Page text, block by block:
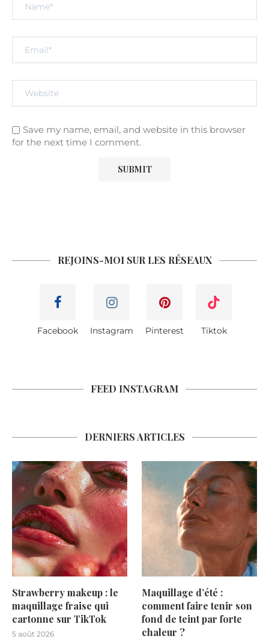
Save my name, email, and website in this browser
for the next time I comment.
REJOINS-MOI SUR LES RÉSEAUX
Facebook Instagram Pinterest Tiktok
FEED INSTAGRAM
DERNIERS ARTICLES
Strawberry makeup : le
maquillage fraise qui
cartonne sur TikTok
5 août 2026
Maquillage d’été :
comment faire tenir son
fond de teint par forte
chaleur ?